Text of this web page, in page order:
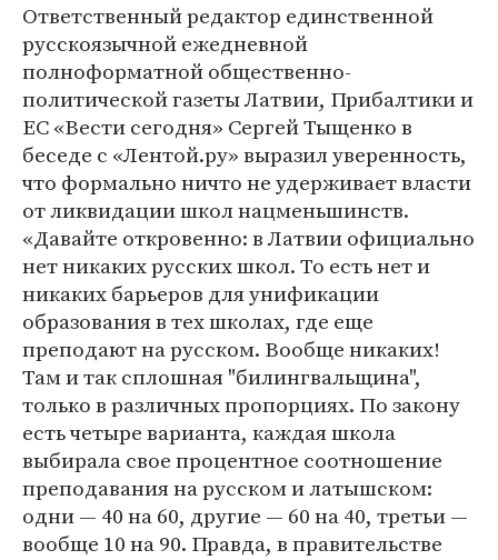
Ответственный редактор единственной
русскоязычной ежедневной
полноформатной общественно-
политической газеты Латвии, Прибалтики и
ЕС «Вести сегодня» Сергей Тыщенко в
беседе с «Лентой.ру» выразил уверенность,
что формально ничто не удерживает власти
от ликвидации школ нацменьшинств.
«Давайте откровенно: в Латвии официально
нет никаких русских школ. То есть нет и
никаких барьеров для унификации
образования в тех школах, где еще
преподают на русском. Вообще никаких!
Там и так сплошная "билингвальщина",
только в различных пропорциях. По закону
есть четыре варианта, каждая школа
выбирала свое процентное соотношение
преподавания на русском и латышском:
одни — 40 на 60, другие — 60 на 40, третьи —
вообще 10 на 90. Правда, в правительстве